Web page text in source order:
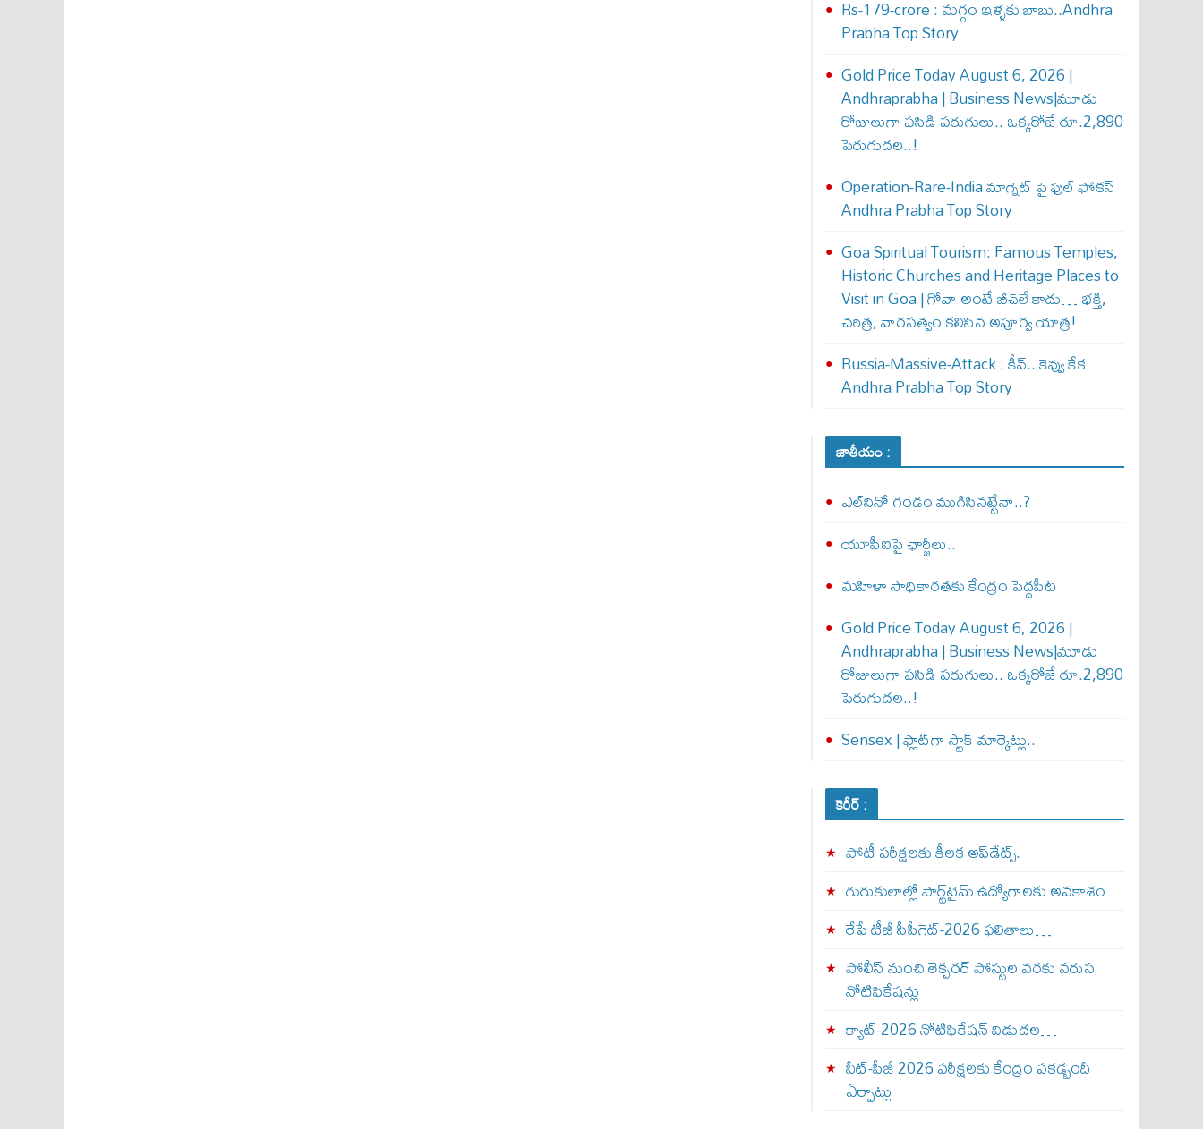
Rs-179-crore : మ‌గ్గం ఇళ్ళ‌కు బాబు..Andhra
Prabha Top Story
Gold Price Today August 6, 2026 |
Andhraprabha | Business News|మూడు
రోజులుగా పసిడి పరుగులు.. ఒక్కరోజే రూ.2,890
పెరుగుద‌ల‌..!
Operation-Rare-India మాగ్నెట్ పై ఫుల్ ఫోక‌స్
Andhra Prabha Top Story
Goa Spiritual Tourism: Famous Temples,
Historic Churches and Heritage Places to
Visit in Goa | గోవా అంటే బీచ్‌లే కాదు… భక్తి,
చరిత్ర, వారసత్వం కలిసిన అపూర్వ యాత్ర!
Russia-Massive-Attack : కీవ్‌.. కెవ్వు కేక‌
Andhra Prabha Top Story
జాతీయం :
ఎల్‌నినో గండం ముగిసినట్టేనా..?
యూపీఐపై ఛార్జీలు..
మహిళా సాధికారతకు కేంద్రం పెద్దపీట
Gold Price Today August 6, 2026 |
Andhraprabha | Business News|మూడు
రోజులుగా పసిడి పరుగులు.. ఒక్కరోజే రూ.2,890
పెరుగుద‌ల‌..!
Sensex | ఫ్లాట్‌గా స్టాక్ మార్కెట్లు..
కెరీర్ :
పోటీ పరీక్షలకు కీలక అప్‌డేట్స్.
గురుకులాల్లో పార్ట్‌టైమ్ ఉద్యోగాలకు అవకాశం
రేపే టీజీ సీపీగెట్‌-2026 ఫలితాలు…
పోలీస్ నుంచి లెక్చరర్ పోస్టుల వరకు వరుస
నోటిఫికేషన్లు
క్యాట్-2026 నోటిఫికేషన్ విడుదల…
నీట్-పీజీ 2026 పరీక్షలకు కేంద్రం పకడ్బందీ
ఏర్పాట్లు